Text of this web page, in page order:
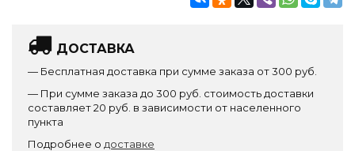
ДОСТАВКА
— Бесплатная доставка при сумме заказа от 300 руб.
— При сумме заказа до 300 руб. стоимость доставки
составляет 20 руб. в зависимости от населенного
пункта
Подробнее о доставке